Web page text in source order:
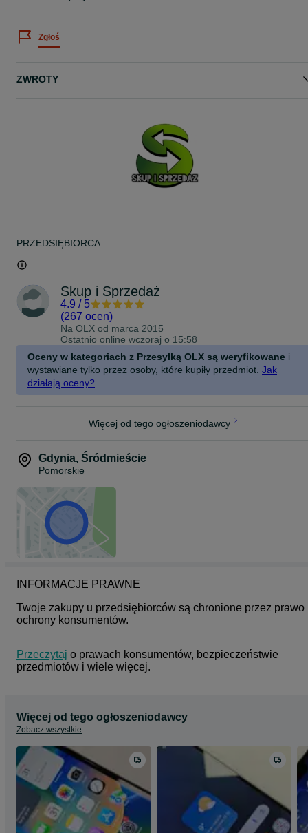
Zachęcam do zakupu!
Dla firm możliwa faktura VAT marża = 0%!
(sklep między Pizza Hut a Starbucks)
Na sprzedaż mamy piękny złoty pierścionek damski! Wykonany w
całości ze złota próby 750, wyraźnie cechowany:
- oprawa kamieni w białym złocie
- złoto 750
- praca ręczna
SUMA ~~ 0.12 CT
szerokość części ozdobnej - 9.5 mm
wysokość - 4.5 mm
Pierścionek jest w bardzo dobrym stanie wizualnym.
Złoto 750
Waga - 4.01 gram
Rozmiar 13.5
Zgłoś
ZWROTY
PRZEDSIĘBIORCA
Skup i Sprzedaż
4.9 / 5
(267 ocen)
Na OLX od marca 2015
Ostatnio online wczoraj o 15:58
Oceny w kategoriach z Przesyłką OLX są weryfikowane i
wystawiane tylko przez osoby, które kupiły przedmiot. Jak
działają oceny?
Więcej od tego ogłoszeniodawcy
Gdynia, Śródmieście
Pomorskie
INFORMACJE PRAWNE
Twoje zakupy u przedsiębiorców są chronione przez prawo
ochrony konsumentów.
Przeczytaj o prawach konsumentów, bezpieczeństwie
przedmiotów i wiele więcej.
Więcej od tego ogłoszeniodawcy
Zobacz wszystkie